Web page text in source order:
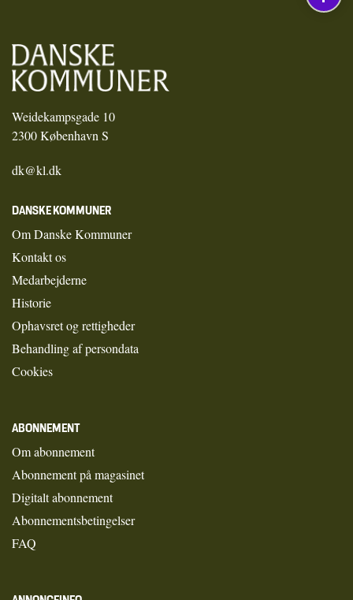
Weidekampsgade 10
2300 København S
dk@kl.dk
DANSKE KOMMUNER
Om Danske Kommuner
Kontakt os
Medarbejderne
Historie
Ophavsret og rettigheder
Behandling af persondata
Cookies
ABONNEMENT
Om abonnement
Abonnement på magasinet
Digitalt abonnement
Abonnementsbetingelser
FAQ